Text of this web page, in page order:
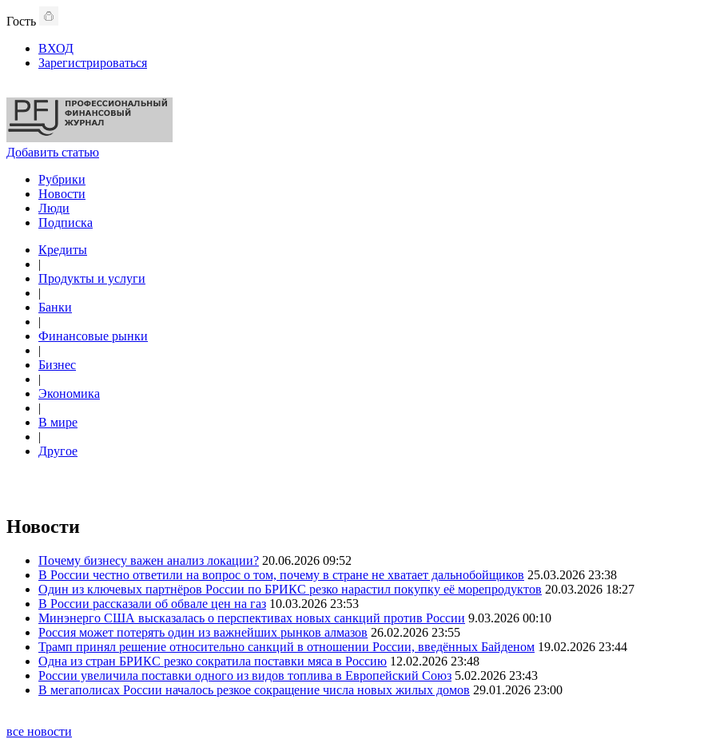
Гость
ВХОД
Зарегистрироваться
Добавить статью
Рубрики
Новости
Люди
Подписка
Кредиты
|
Продукты и услуги
|
Банки
|
Финансовые рынки
|
Бизнес
|
Экономика
|
В мире
|
Другое
Новости
Почему бизнесу важен анализ локации? 20.06.2026 09:52
В России честно ответили на вопрос о том, почему в стране не хватает дальнобойщиков 25.03.2026 23:38
Один из ключевых партнёров России по БРИКС резко нарастил покупку её морепродуктов 20.03.2026 18:27
В России рассказали об обвале цен на газ 10.03.2026 23:53
Минэнерго США высказалась о перспективах новых санкций против России 9.03.2026 00:10
Россия может потерять один из важнейших рынков алмазов 26.02.2026 23:55
Трамп принял решение относительно санкций в отношении России, введённых Байденом 19.02.2026 23:44
Одна из стран БРИКС резко сократила поставки мяса в Россию 12.02.2026 23:48
России увеличила поставки одного из видов топлива в Европейский Союз 5.02.2026 23:43
В мегаполисах России началось резкое сокращение числа новых жилых домов 29.01.2026 23:00
все новости